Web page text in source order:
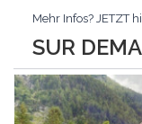
SUR
Mehr Infos? JETZT